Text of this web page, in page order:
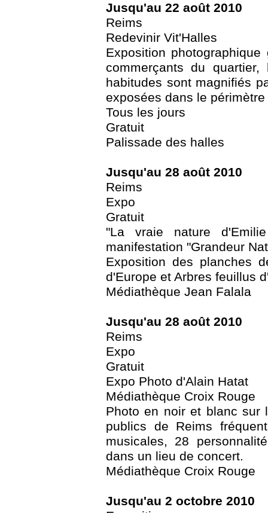
Jusqu'au 22 août 2010
Reims
Redevinir Vit'Halles
Exposition
commerçants du
habitudes sont magnifiés
exposées dans le
Tous les jours
Gratuit
Palissade des halles
Jusqu'au 28 août 2010
Reims
Expo
Gratuit
"La vraie nature
manifestation "Grandeur
Exposition des planches
d'Europe et Arbres feuillus
Médiathèque Jean Falala
Jusqu'au 28 août 2010
Reims
Expo
Gratuit
Expo Photo d'Alain Hatat
Médiathèque Croix Rouge
Photo en noir et blanc sur
publics de Reims
musicales, 28
dans un lieu de concert.
Médiathèque Croix Rouge
Jusqu'au 2 octobre 2010